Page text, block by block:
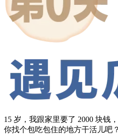
15 岁，我跟家里要了 2000 块钱
你找个包吃包住的地方干活儿吧